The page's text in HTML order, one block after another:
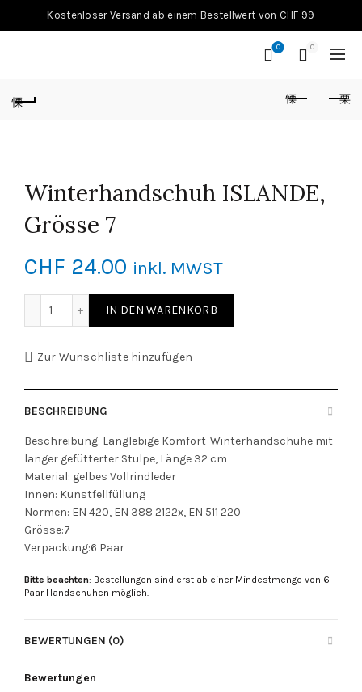
Kostenloser Versand ab einem Bestellwert von CHF 99
0 0
Winterhandschuh ISLANDE,
Grösse 7
CHF 24.00 inkl. MWST
IN DEN WARENKORB
Zur Wunschliste hinzufügen
BESCHREIBUNG
Beschreibung: Langlebige Komfort-Winterhandschuhe mit
langer gefütterter Stulpe, Länge 32 cm
Material: gelbes Vollrindleder
Innen: Kunstfellfüllung
Normen: EN 420, EN 388 2122x, EN 511 220
Grösse:7
Verpackung:6 Paar
Bitte beachten: Bestellungen sind erst ab einer Mindestmenge von 6
Paar Handschuhen möglich.
BEWERTUNGEN (0)
Bewertungen